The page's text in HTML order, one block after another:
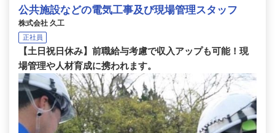
公共施設などの電気工事及び現場管理スタッフ
株式会社 久工
正社員
【土日祝日休み】前職給与考慮で収入アップも可能！現
場管理や人材育成に携われます。